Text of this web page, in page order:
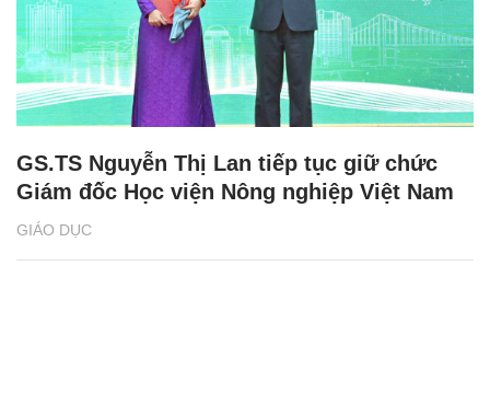
GIÁO DỤC
GS.TS Nguyễn Thị Lan tiếp tục giữ chức
Giám đốc Học viện Nông nghiệp Việt Nam